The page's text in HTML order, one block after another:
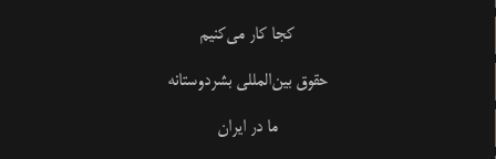
کجا کار می‌کنیم
حقوق بین‌المللی بشردوستانه
ما در ایران